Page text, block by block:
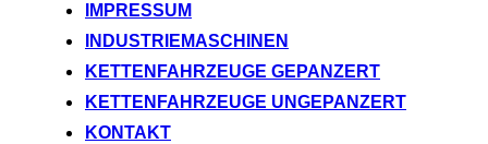
IMPRESSUM
INDUSTRIEMASCHINEN
KETTENFAHRZEUGE GEPANZERT
KETTENFAHRZEUGE UNGEPANZERT
KONTAKT